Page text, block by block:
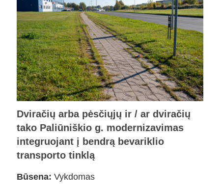
Dviračių arba pėsčiųjų ir / ar dviračių
tako Paliūniškio g. modernizavimas
integruojant į bendrą bevariklio
transporto tinklą
Būsena: Vykdomas